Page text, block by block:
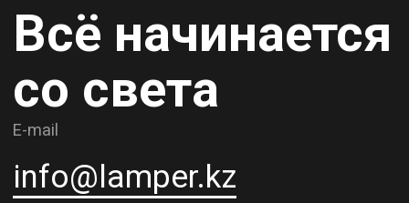
Контакты
О компании
Рассрочка и кредит
к5
Адрес шоурума в г. Астана